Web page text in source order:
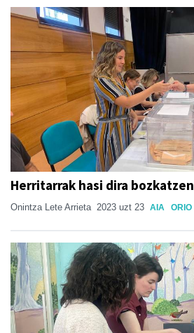
Herritarrak hasi dira bozkatzen
Onintza Lete Arrieta 2023 uzt 23 AIA ORIO